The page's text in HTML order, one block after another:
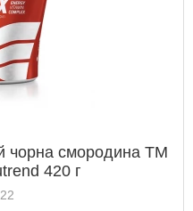
чорна смородина ТМ
420 г